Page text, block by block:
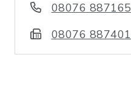
08076 887165
08076 887401